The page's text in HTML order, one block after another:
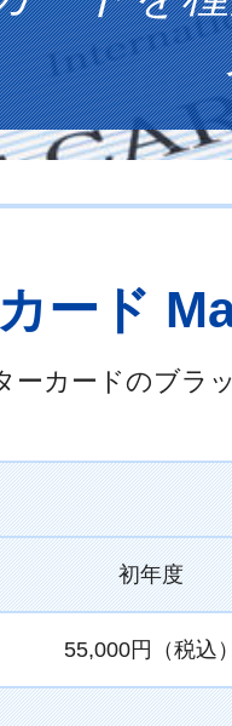
ード
カードのブラ
初年度
55,000円（税込）